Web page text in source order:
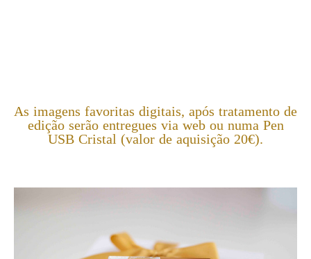
As imagens favoritas digitais, após tratamento de
edição serão entregues via web ou numa Pen
USB Cristal (valor de aquisição 20€).